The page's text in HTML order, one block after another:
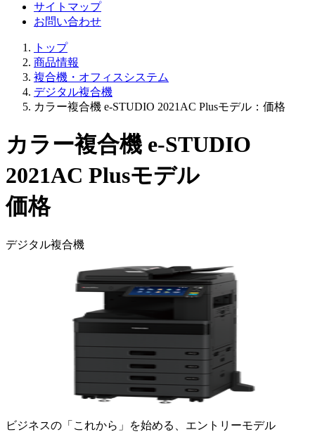
サイトマップ
お問い合わせ
トップ
商品情報
複合機・オフィスシステム
デジタル複合機
カラー複合機 e-STUDIO 2021AC Plusモデル：価格
カラー複合機 e-STUDIO
2021AC Plusモデル
価格
デジタル複合機
ビジネスの「これから」を始める、エントリーモデル